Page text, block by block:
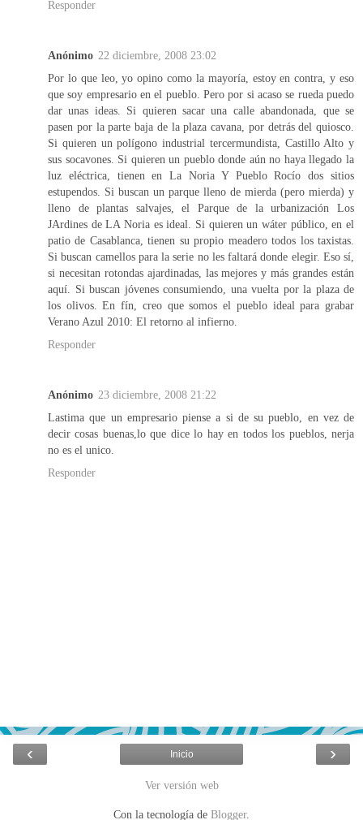
Responder
Anónimo 22 diciembre, 2008 23:02
Por lo que leo, yo opino como la mayoría, estoy en contra, y eso
que soy empresario en el pueblo. Pero por si acaso se rueda puedo
dar unas ideas. Si quieren sacar una calle abandonada, que se
pasen por la parte baja de la plaza cavana, por detrás del quiosco.
Si quieren un polígono industrial tercermundista, Castillo Alto y
sus socavones. Si quieren un pueblo donde aún no haya llegado la
luz eléctrica, tienen en La Noria Y Pueblo Rocío dos sitios
estupendos. Si buscan un parque lleno de mierda (pero mierda) y
lleno de plantas salvajes, el Parque de la urbanización Los
JArdines de LA Noria es ideal. Si quieren un wáter público, en el
patio de Casablanca, tienen su propio meadero todos los taxistas.
Si buscan camellos para la serie no les faltará donde elegir. Eso sí,
si necesitan rotondas ajardinadas, las mejores y más grandes están
aquí. Si buscan jóvenes consumiendo, una vuelta por la plaza de
los olivos. En fín, creo que somos el pueblo ideal para grabar
Verano Azul 2010: El retorno al infierno.
Responder
Anónimo 23 diciembre, 2008 21:22
Lastima que un empresario piense a si de su pueblo, en vez de
decir cosas buenas,lo que dice lo hay en todos los pueblos, nerja
no es el unico.
Responder
‹ ›
Inicio
Ver versión web
Con la tecnología de Blogger.